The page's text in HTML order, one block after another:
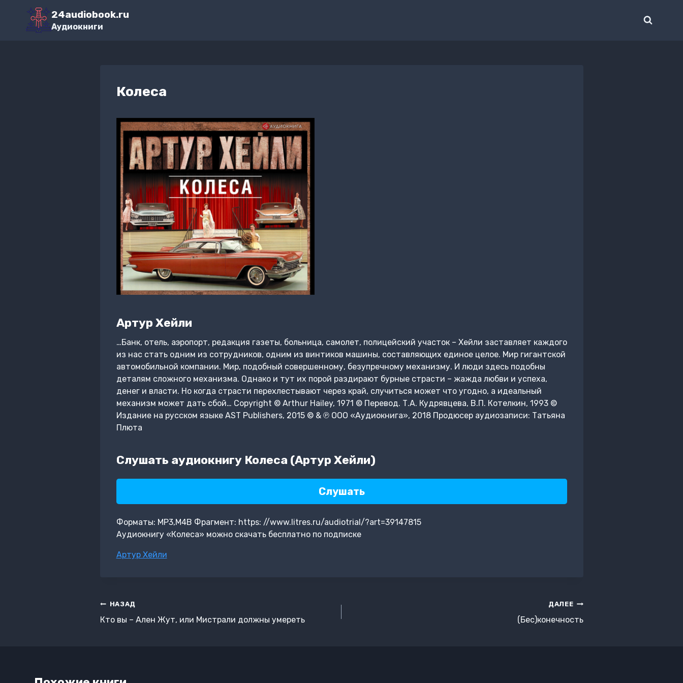
Перейти
содержимому
24audiobook.ru
Аудиокниги
Колеса
Артур Хейли
…Банк, отель, аэропорт, редакция газеты, больница, самолет, полицейский участок – Хейли заставляет каждого
из нас стать одним из сотрудников, одним из винтиков машины, составляющих единое целое. Мир гигантской
автомобильной компании. Мир, подобный совершенному, безупречному механизму. И люди здесь подобны
деталям сложного механизма. Однако и тут их порой раздирают бурные страсти – жажда любви и успеха,
денег и власти. Но когда страсти перехлестывают через край, случиться может что угодно, а идеальный
механизм может дать сбой… Copyright © Arthur Hailey, 1971 © Перевод. Т.А. Кудрявцева, В.П. Котелкин, 1993 ©
Издание на русском языке AST Publishers, 2015 © & ℗ ООО «Аудиокнига», 2018 Продюсер аудиозаписи: Татьяна
Плюта
Слушать аудиокнигу Колеса (Артур Хейли)
Слушать
Форматы: MP3,M4B Фрагмент: https: //www.litres.ru/audiotrial/?art=39147815
Аудиокнигу «Колеса» можно скачать бесплатно по подписке
Метки
Артур Хейли
Навигация
по
НАЗАД
Кто вы – Ален Жут, или Мистрали должны умереть
ДАЛЕЕ
(Бес)конечность